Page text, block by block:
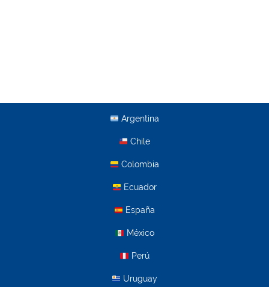
Argentina
Chile
Colombia
Ecuador
España
México
Perú
Uruguay